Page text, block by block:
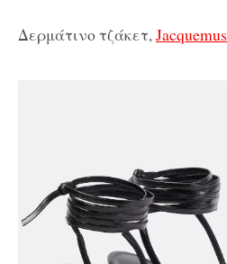
Δερμάτινο τζάκετ, Jacquemus